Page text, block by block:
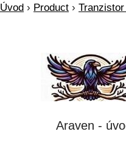
Úvod › Product ›
Araven -